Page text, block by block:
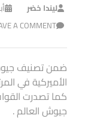
ليندا خضر
A COMMENT
الأميركية في
كما تصدرت
جيوش العالم .